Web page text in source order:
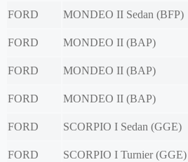
FORD
MONDEO II Sedan (BFP)
FORD
MONDEO II (BAP)
FORD
MONDEO II (BAP)
FORD
MONDEO II (BAP)
FORD
SCORPIO I Sedan (GGE)
FORD
SCORPIO I Turnier (GGE)